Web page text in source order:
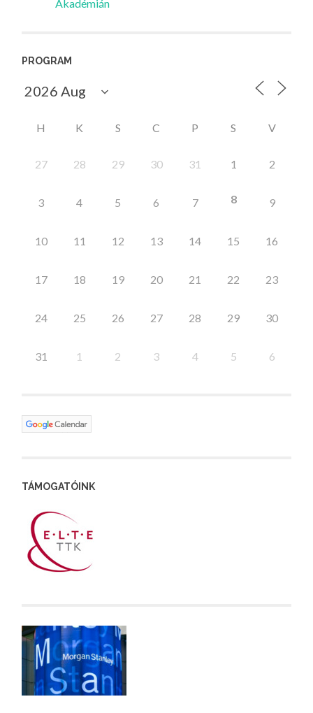
Akadémián
PROGRAM
H K S C P S V
27 28 29 30 31 1 2
3 4 5 6 7 8 9
10 11 12 13 14 15 16
17 18 19 20 21 22 23
24 25 26 27 28 29 30
31 1 2 3 4 5 6
TÁMOGATÓINK